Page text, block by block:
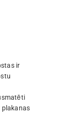
ir
plakanas